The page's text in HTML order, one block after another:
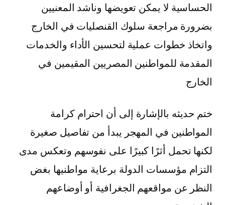
الحساسية لا يمكن تعويضها وناشد المعنيين
بضرورة مراجعة سلوك القنصليات في الخارج
واتخاذ خطوات عملية لتحسين الأداء والخدمات
المقدمة للمواطنين المصريين المقيمين في
الخارج
ختم حديثه بالإشارة إلى أن احترام كرامة
المواطنين في المهجر يبدأ من تفاصيل صغيرة
لكنها تحمل أثرًا كبيرًا على نفوسهم وتعكس مدى
التزام مؤسسات الدولة برعاية مواطنيها بغض
النظر عن مواقعهم الجغرافية أو أوضاعهم